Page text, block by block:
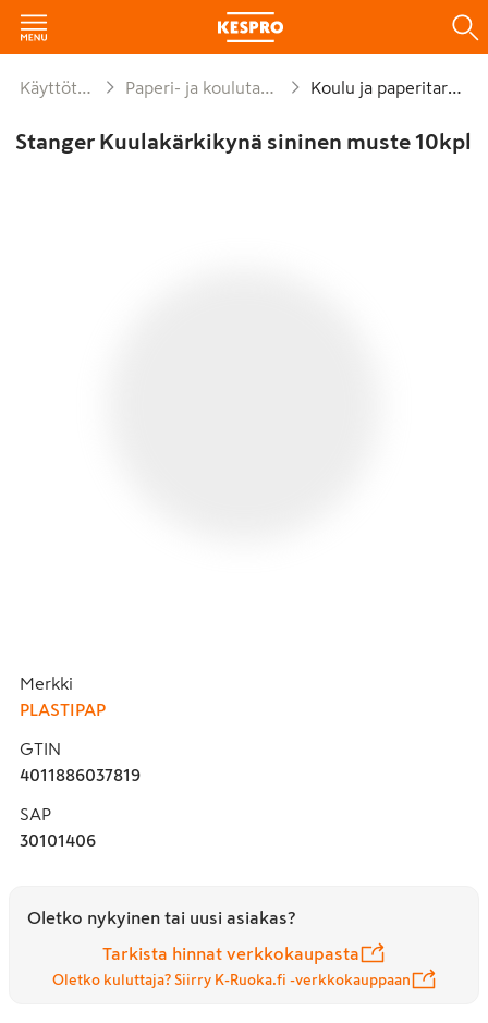
Käyttötavara Paperi- ja koulutarvikkeet Koulu ja paperitarvike
Stanger Kuulakärkikynä sininen muste 10kpl
Merkki
PLASTIPAP
GTIN
4011886037819
SAP
30101406
Oletko nykyinen tai uusi asiakas?
Tarkista hinnat verkkokaupasta
Oletko kuluttaja? Siirry K-Ruoka.fi -verkkokauppaan